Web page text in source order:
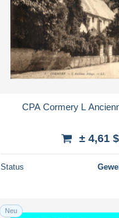
CPA Cormery L
± 4,61 $
Status
Neu